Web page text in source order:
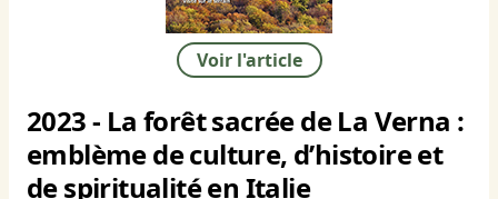
Voir l'article
2023 - La forêt sacrée de La Verna :
emblème de culture, d’histoire et
de spiritualité en Italie